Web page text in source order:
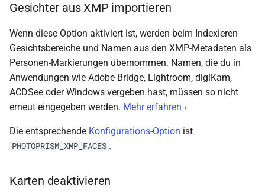
Gesichter aus XMP importieren
Wenn diese Option aktiviert ist, werden beim Indexieren
Gesichtsbereiche und Namen aus den XMP-Metadaten als
Personen-Markierungen übernommen. Namen, die du in
Anwendungen wie Adobe Bridge, Lightroom, digiKam,
ACDSee oder Windows vergeben hast, müssen so nicht
erneut eingegeben werden. Mehr erfahren ›
Die entsprechende Konfigurations-Option ist
PHOTOPRISM_XMP_FACES .
Karten deaktivieren